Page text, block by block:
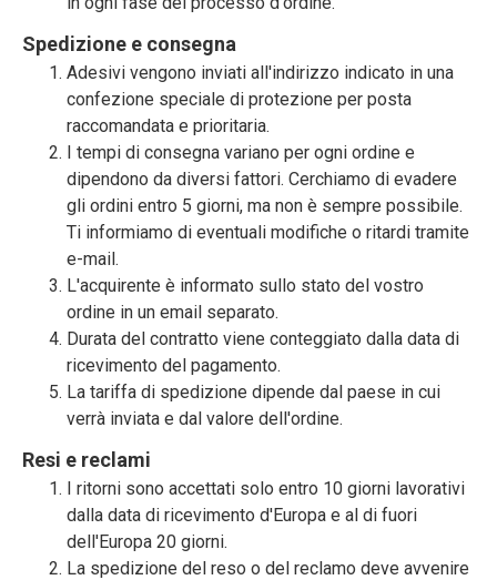
Spedizione e consegna
Adesivi vengono inviati all'indirizzo indicato in una
confezione speciale di protezione per posta
raccomandata e prioritaria.
I tempi di consegna variano per ogni ordine e
dipendono da diversi fattori. Cerchiamo di evadere
gli ordini entro 5 giorni, ma non è sempre possibile.
Ti informiamo di eventuali modifiche o ritardi tramite
e-mail.
L'acquirente è informato sullo stato del vostro
ordine in un email separato.
Durata del contratto viene conteggiato dalla data di
ricevimento del pagamento.
La tariffa di spedizione dipende dal paese in cui
verrà inviata e dal valore dell'ordine.
Resi e reclami
I ritorni sono accettati solo entro 10 giorni lavorativi
dalla data di ricevimento d'Europa e al di fuori
dell'Europa 20 giorni.
La spedizione del reso o del reclamo deve avvenire